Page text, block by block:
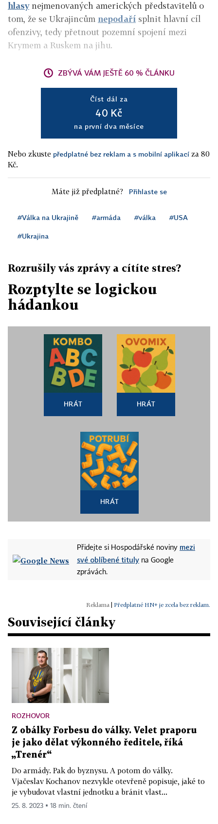
hlasynejmenovaných amerických představitelů o
tom, že se Ukrajincům nepodaří splnit hlavní cíl
ofenzivy, tedy přetnout pozemní spojení mezi
Krymem a Ruskem na jihu.
ZBÝVÁ VÁM JEŠTĚ 60 % ČLÁNKU
Číst dál za
40 Kč
na první dva měsíce
Nebo zkuste předplatné bez reklam a s mobilní aplikací za 80
Kč.
Máte již předplatné? Přihlaste se
#Válka na Ukrajině #armáda #válka #USA
#Ukrajina
Rozrušily vás zprávy a cítíte stres?
Rozptylte se logickou
hádankou
HRÁT HRÁT
HRÁT
Přidejte si Hospodářské noviny mezi
své oblíbené tituly na Google
zprávách.
Předplatné HN+ je zcela bez reklam.
Související články
ROZHOVOR
Z obálky Forbesu do války. Velet praporu
je jako dělat výkonného ředitele, říká
„Trenér“
Do armády. Pak do byznysu. A potom do války.
Vjačeslav Kochanov nezvykle otevřeně popisuje, jaké to
je vybudovat vlastní jednotku a bránit vlast...
25. 8. 2023 ▪ 18 min. čtení